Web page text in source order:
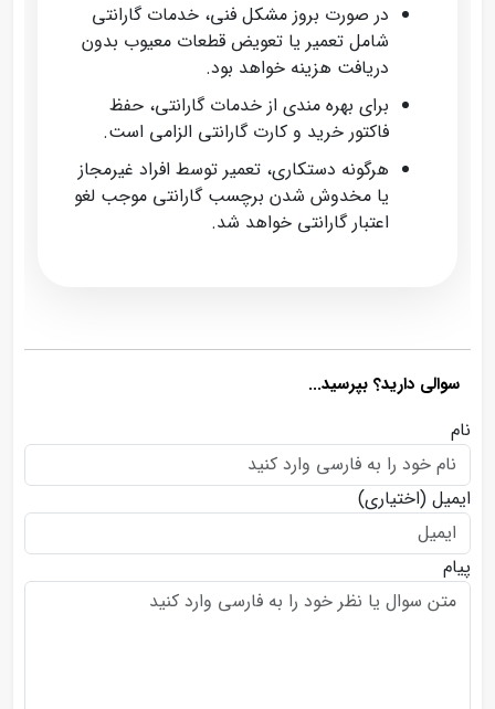
در صورت بروز مشکل فنی، خدمات گارانتی
شامل تعمیر یا تعویض قطعات معیوب بدون
دریافت هزینه خواهد بود.
برای بهره‌ مندی از خدمات گارانتی، حفظ
فاکتور خرید و کارت گارانتی الزامی است.
هرگونه دستکاری، تعمیر توسط افراد غیرمجاز
یا مخدوش شدن برچسب گارانتی موجب لغو
اعتبار گارانتی خواهد شد.
سوالی دارید؟ بپرسید...
نام
ایمیل (اختیاری)
پیام